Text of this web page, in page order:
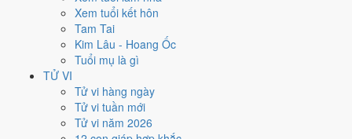
Xem tuổi kết hôn
Tam Tai
Kim Lâu - Hoang Ốc
Tuổi mụ là gì
TỬ VI
Tử vi hàng ngày
Tử vi tuần mới
Tử vi năm 2026
Đinh Mùi
Ngày Quý Dậu có TrựcNguy (ngày nguy hiểm, đầy biến động) và gặp
Huyền Vũ hắc đạo. Điểm trung bình 7 việc chính chỉ
Ngày Hung, cần thận trọng với các quyết định lớn khó đảo